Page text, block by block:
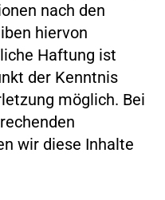
nach den
hiervon
Haftung ist
der Kenntnis
möglich. Bei
wir diese Inhalte